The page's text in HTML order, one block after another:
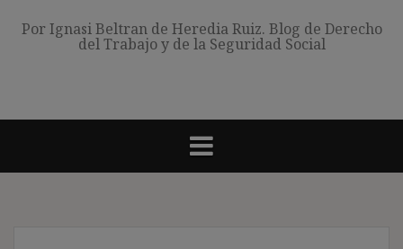
Por Ignasi Beltran de Heredia Ruiz. Blog de Derecho
del Trabajo y de la Seguridad Social